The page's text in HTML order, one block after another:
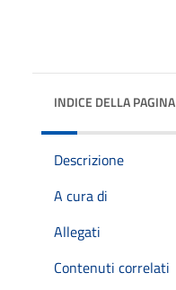
INDICE DELLA PAGINA
Descrizione
A cura di
Allegati
Contenuti correlati